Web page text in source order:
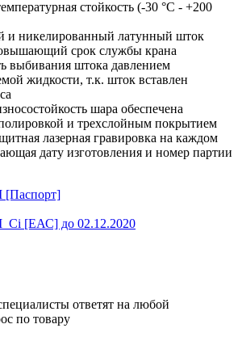
стойкость (-30 °С - +200
и никелированный латунный шток
срок службы крана
выбивания штока давлением
жидкости, т.к. шток вставлен
шара обеспечена
и трехслойным покрытием
лазерная гравировка на каждом
дату изготовления и номер партии
[Паспорт]
[ЕАС] до 02.12.2020
ответят на любой
по товару